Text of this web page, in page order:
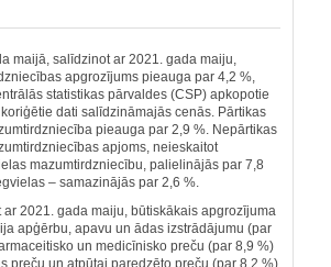
maijā, salīdzinot ar 2021. gada maiju,
apgrozījums pieauga par 4,2 %,
statistikas pārvaldes (CSP) apkopotie
dati salīdzināmajās cenās. Pārtikas
pieauga par 2,9 %. Nepārtikas
apjoms, neieskaitot
mazumtirdzniecību, palielinājās par 7,8
– samazinājās par 2,6 %.
ar 2021. gada maiju, būtiskākais apgrozījuma
apģērbu, apavu un ādas izstrādājumu (par
un medicīnisko preču (par 8,9 %)
preču un atpūtai paredzēto preču (par 8,2 %)